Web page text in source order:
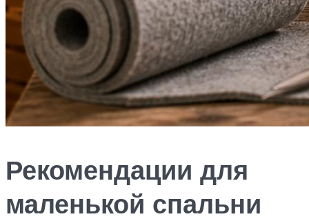
Рекомендации для
маленькой спальни